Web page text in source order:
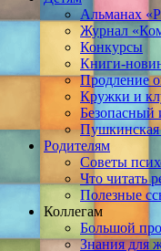
Альманах
Журнал
Конкурсы
Книги-
Продление
Кружки и
Безопасный
Пушкинская
Родителям
Советы
Что читать
Полезные
Коллегам
Большой
Знания для